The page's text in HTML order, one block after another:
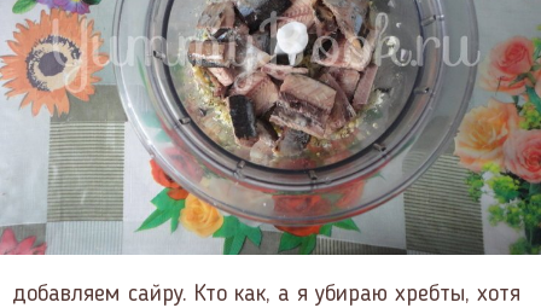
добавляем сайру. Кто как, а я убираю хребты, хотя